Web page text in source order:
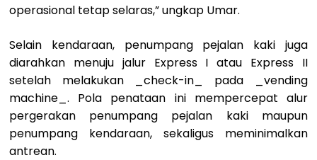
operasional tetap selaras,” ungkap Umar.
Selain kendaraan, penumpang pejalan kaki juga
diarahkan menuju jalur Express I atau Express II
setelah melakukan _check-in_ pada _vending
machine_. Pola penataan ini mempercepat alur
pergerakan penumpang pejalan kaki maupun
penumpang kendaraan, sekaligus meminimalkan
antrean.